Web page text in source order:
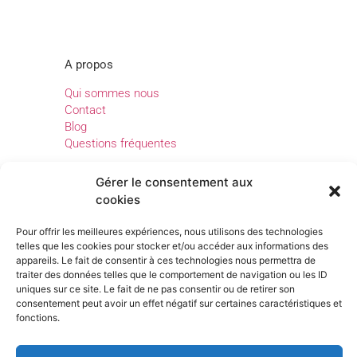
Gérer le consentement aux
cookies
Pour offrir les meilleures expériences, nous utilisons des technologies
telles que les cookies pour stocker et/ou accéder aux informations des
appareils. Le fait de consentir à ces technologies nous permettra de
traiter des données telles que le comportement de navigation ou les ID
uniques sur ce site. Le fait de ne pas consentir ou de retirer son
consentement peut avoir un effet négatif sur certaines caractéristiques et
fonctions.
A propos
Qui sommes nous
Contact
Blog
Questions fréquentes
Mentions légales
Confidentialité
Conditions générales d’utilisation